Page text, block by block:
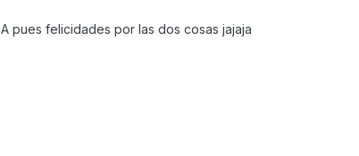
A pues felicidades por las dos cosas jajaja